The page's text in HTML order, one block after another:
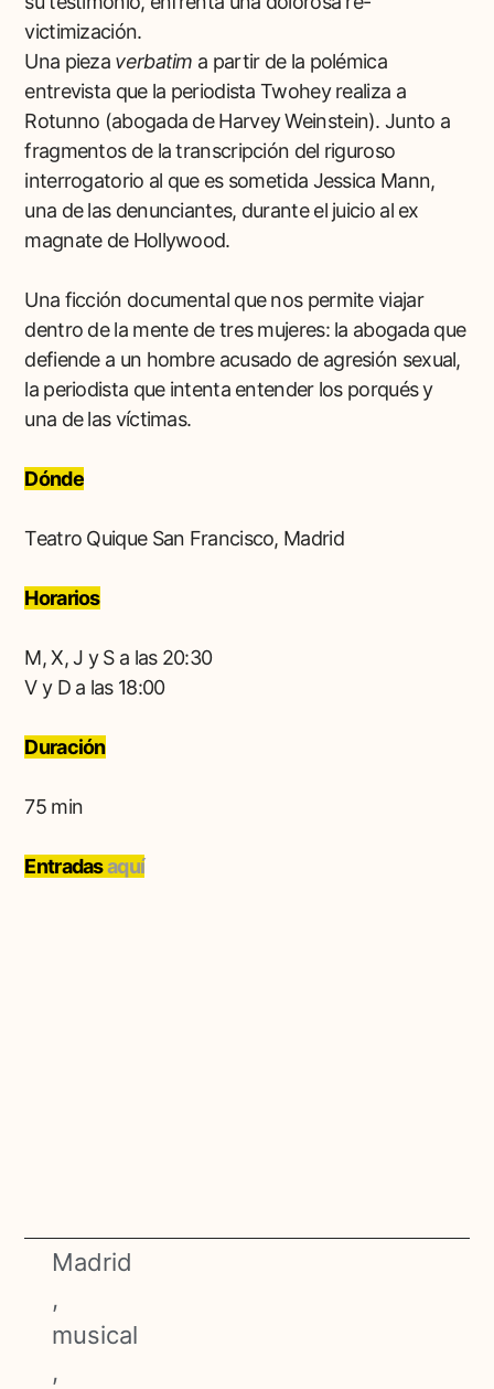
victimización.
Una pieza verbatim a partir de la polémica
entrevista que la periodista Twohey realiza a
Rotunno (abogada de Harvey Weinstein). Junto a
fragmentos de la transcripción del riguroso
interrogatorio al que es sometida Jessica Mann,
una de las denunciantes, durante el juicio al ex
magnate de Hollywood.
Una ficción documental que nos permite viajar
dentro de la mente de tres mujeres: la abogada que
defiende a un hombre acusado de agresión sexual,
la periodista que intenta entender los porqués y
una de las víctimas.
Dónde
Teatro Quique San Francisco, Madrid
Horarios
M, X, J y S a las 20:30
V y D a las 18:00
Duración
75 min
Entradasaquí
Madrid
,
musical
,